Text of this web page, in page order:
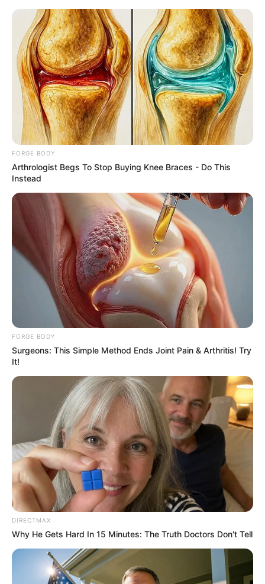
บาป ย่อมไม่มีแก่บุคคลผู้ไม่ทำ บาป
หรืออีกความหมายหนึ่ง บาป คือสิ่งที่มนุษย์นั้นไม่ควร
กระทำ ไม่ว่าด้วยทาง กาย วาจาหรือ ใจ เพราะเป็นสิ่งที่พึง
จะนำทุกข์ มาแก่ตนและผู้อื่น
บาปบุญ คุณโทษบุญ (Ant)
หมายถึง สิ่งที่เกิดขึ้นในจิตใจแล้วทำให้จิตใจใสสะอาด
ปราศจากความเศร้าหมองขุ่นมัว ก้าวขึ้นสู่ภูมิที่ดี เกิดขึ้น
จากการที่ใจสงบทำให้เลือก คิดเฉพาะสิ่งที่ดี ที่ถูก ที่ควร ที่
เป็นประโยชน์ แล้วพูดดี ทำดี ตามที่คิดนั้น
คนทั่วไปแม้จะมองไม่เห็น บุญ แต่ก็สามารถรู้อาการของ
บุญ หรือผลของ บุญ ได้ คือเมื่อเกิดขึ้นแล้วทำให้จิตใจชุ่ม
ชื่นเป็นสุข เปรียบได้กับ ไฟฟ้า ซึ่งเรามองไม่เห็นตัวไฟฟ้า
โดยตรง แต่เราสามารถรับรู้อาการของไฟฟ้าได้
ในอรรถกถากล่าวถึงเผื่อแผ่ บุญ ไว้ว่าสามารถเผื่อแผ่เพิ่ม
ให้แก่ผู้อื่นได้โดยไม่มีประมาณ เปรียบได้กับการจุดเทียน
ส่งต่อไปเรื่อย ๆ คือผู้จุดก็มีความสว่างอยู่ตามเดิม และ
ความสว่างยังเพิ่มไปอีกกว้างขวางได้
วิธีทำ บุญ
1.ทาน คือการบริจาคทรัพย์สิ่งของแก่ผู้ที่ควรให้
2.ศีล คือการสำรวมกาย วาจา ใจ ให้สงบเรียบร้อย ไม่สร้าง
ความเดือดร้อนให้แก่ตนเองและผู้อื่น
3.ภาวนา คือการสวดมนต์ทำสมาธิ อ่านหนังสือธรรมะ
ฯลฯ
4.อปจารยะ คือมีความเคารพอ่อนน้อมต่อผู้มีคุณธรรม
5.เวยยาวัจจะ คือการขวนขวายช่วยเหลือในกิจที่ชอบ
6.ปัตติทานะ คือการอุทิศส่วนบุญต่อผู้อื่น
7.ปัตตานุโมทนา คือการอนุโมทนาบุญที่ผู้อื่นทำ
8.ธัมมัสสวนะ คือการฟังธรรม
9.ธัมมเทสนา คือการแสดงธรรม
10.ทิฏฐุชุกัมภ์ คือการปรับปรุงความคิดเห็นของตนให้ถูก
FORGE BODY
Arthrologist Begs To Stop Buying Knee Braces - Do This
Instead
FORGE BODY
Surgeons: This Simple Method Ends Joint Pain & Arthritis! Try
It!
DIRECTMAX
Why He Gets Hard In 15 Minutes: The Truth Doctors Don't Tell